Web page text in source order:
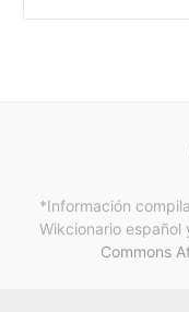
*Información
Wikcionario español
Commons